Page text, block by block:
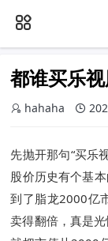
都谁买乐
hahaha
先抛开那句“买乐
股价历史有个基
到了脂龙2000亿
卖得翻倍，真是